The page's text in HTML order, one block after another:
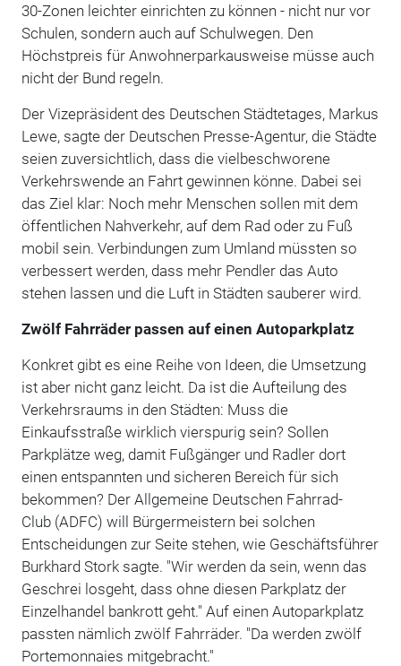
30-Zonen leichter einrichten zu können - nicht nur vor
Schulen, sondern auch auf Schulwegen. Den
Höchstpreis für Anwohnerparkausweise müsse auch
nicht der Bund regeln.
Der Vizepräsident des Deutschen Städtetages, Markus
Lewe, sagte der Deutschen Presse-Agentur, die Städte
seien zuversichtlich, dass die vielbeschworene
Verkehrswende an Fahrt gewinnen könne. Dabei sei
das Ziel klar: Noch mehr Menschen sollen mit dem
öffentlichen Nahverkehr, auf dem Rad oder zu Fuß
mobil sein. Verbindungen zum Umland müssten so
verbessert werden, dass mehr Pendler das Auto
stehen lassen und die Luft in Städten sauberer wird.
Zwölf Fahrräder passen auf einen Autoparkplatz
Konkret gibt es eine Reihe von Ideen, die Umsetzung
ist aber nicht ganz leicht. Da ist die Aufteilung des
Verkehrsraums in den Städten: Muss die
Einkaufsstraße wirklich vierspurig sein? Sollen
Parkplätze weg, damit Fußgänger und Radler dort
einen entspannten und sicheren Bereich für sich
bekommen? Der Allgemeine Deutschen Fahrrad-
Club (ADFC) will Bürgermeistern bei solchen
Entscheidungen zur Seite stehen, wie Geschäftsführer
Burkhard Stork sagte. "Wir werden da sein, wenn das
Geschrei losgeht, dass ohne diesen Parkplatz der
Einzelhandel bankrott geht." Auf einen Autoparkplatz
passten nämlich zwölf Fahrräder. "Da werden zwölf
Portemonnaies mitgebracht."